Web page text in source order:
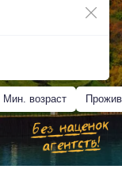
Мин. возраст